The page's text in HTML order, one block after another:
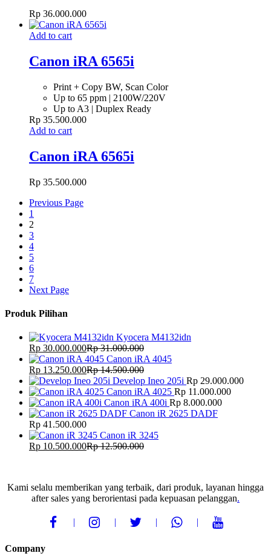
Rp 36.000.000
Add to cart
Canon iRA 6565i
Print + Copy BW, Scan Color
Up to 65 ppm | 2100W/220V
Up to A3 | Duplex Ready
Rp 35.500.000
Add to cart
Canon iRA 6565i
Rp 35.500.000
Previous Page
1
2
3
4
5
6
7
Next Page
Produk Pilihan
Kyocera M4132idn
Rp 30.000.000Rp31.000.000
Canon iRA 4045
Rp 13.250.000Rp14.500.000
Develop Ineo 205i Rp 29.000.000
Canon iRA 4025 Rp 11.000.000
Canon iRA 400i Rp 8.000.000
Canon iR 2625 DADF
Rp 41.500.000
Canon iR 3245
Rp 10.500.000Rp12.500.000
Kami selalu memberikan yang terbaik, dari produk, layanan hingga
after sales yang berorientasi pada kepuasan pelanggan.
Company